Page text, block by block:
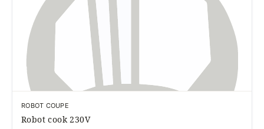
ROBOT COUPE
Robot cook 230V